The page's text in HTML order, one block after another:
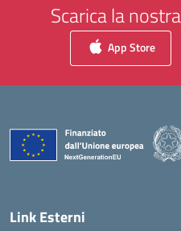
Scarica la
App Store
Link Esterni